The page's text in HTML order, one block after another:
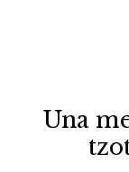
Una